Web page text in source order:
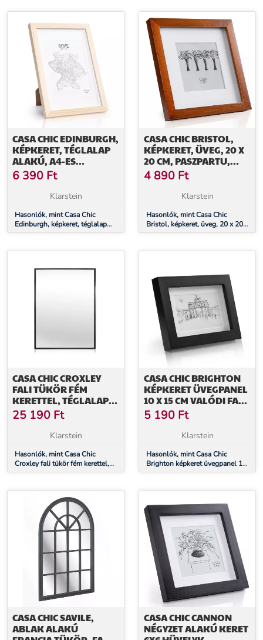
CASA CHIC EDINBURGH,
KÉPKERET, TÉGLALAP
ALAKÚ, A4-ES
FÉNYKÉPEK 28,8 X 20
CM, KERET, VALÓDI FA
6 390 Ft
Klarstein
Hasonlók, mint Casa Chic
Edinburgh, képkeret, téglalap
alakú, A4-es fényképek 28,8 x
CASA CHIC BRISTOL,
KÉPKERET, ÜVEG, 20 X
20 CM, PASZPARTU,
VALÓDI FA
4 890 Ft
Klarstein
Hasonlók, mint Casa Chic
Bristol, képkeret, üveg, 20 x 20
cm, paszpartu, valódi fa
CASA CHIC CROXLEY
FALI TÜKÖR FÉM
KERETTEL, TÉGLALAP
ALAKÚ, 70 X 50 CM
25 190 Ft
Klarstein
Hasonlók, mint Casa Chic
Croxley fali tükör fém kerettel,
téglalap alakú, 70 x 50 cm
CASA CHIC BRIGHTON
KÉPKERET ÜVEGPANEL
10 X 15 CM VALÓDI FA
PASZPARTUVAL
5 190 Ft
Klarstein
Hasonlók, mint Casa Chic
Brighton képkeret üvegpanel 10
x 15 cm valódi fa paszpartuval
CASA CHIC SAVILE,
ABLAK ALAKÚ
CASA CHIC CANNON
NÉGYZET ALAKÚ KERET